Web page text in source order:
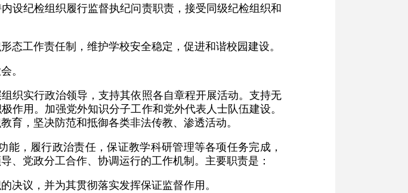
设纪检组织履行监督执纪问责职责，接受同级纪检组织和
态工作责任制，维护学校安全稳定，促进和谐校园建设。
。
织实行政治领导，支持其依照各自章程开展活动。支持无
作用。加强党外知识分子工作和党外代表人士队伍建设。
育，坚决防范和抵御各类非法传教、渗透活动。
，履行政治责任，保证教学科研管理等各项任务完成，
、党政分工合作、协调运行的工作机制。主要职责是：
决议，并为其贯彻落实发挥保证监督作用。